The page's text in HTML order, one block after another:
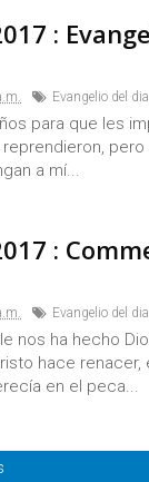
:
Evangelio del dia
para que les
pero
a mí...
:
Evangelio del dia
nos ha hecho
hace
en el peca...